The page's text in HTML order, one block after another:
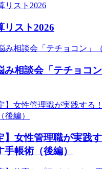
リスト2026
み相談会「テチョコ
】女性管理職が実践
帳術（後編）